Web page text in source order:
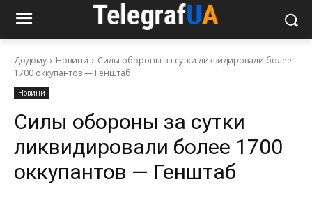
Додому Новини
Силы обороны за сутки ликвидировали более
1700 оккупантов — Генштаб
Новини
Силы обороны за сутки
ликвидировали более 1700
оккупантов — Генштаб